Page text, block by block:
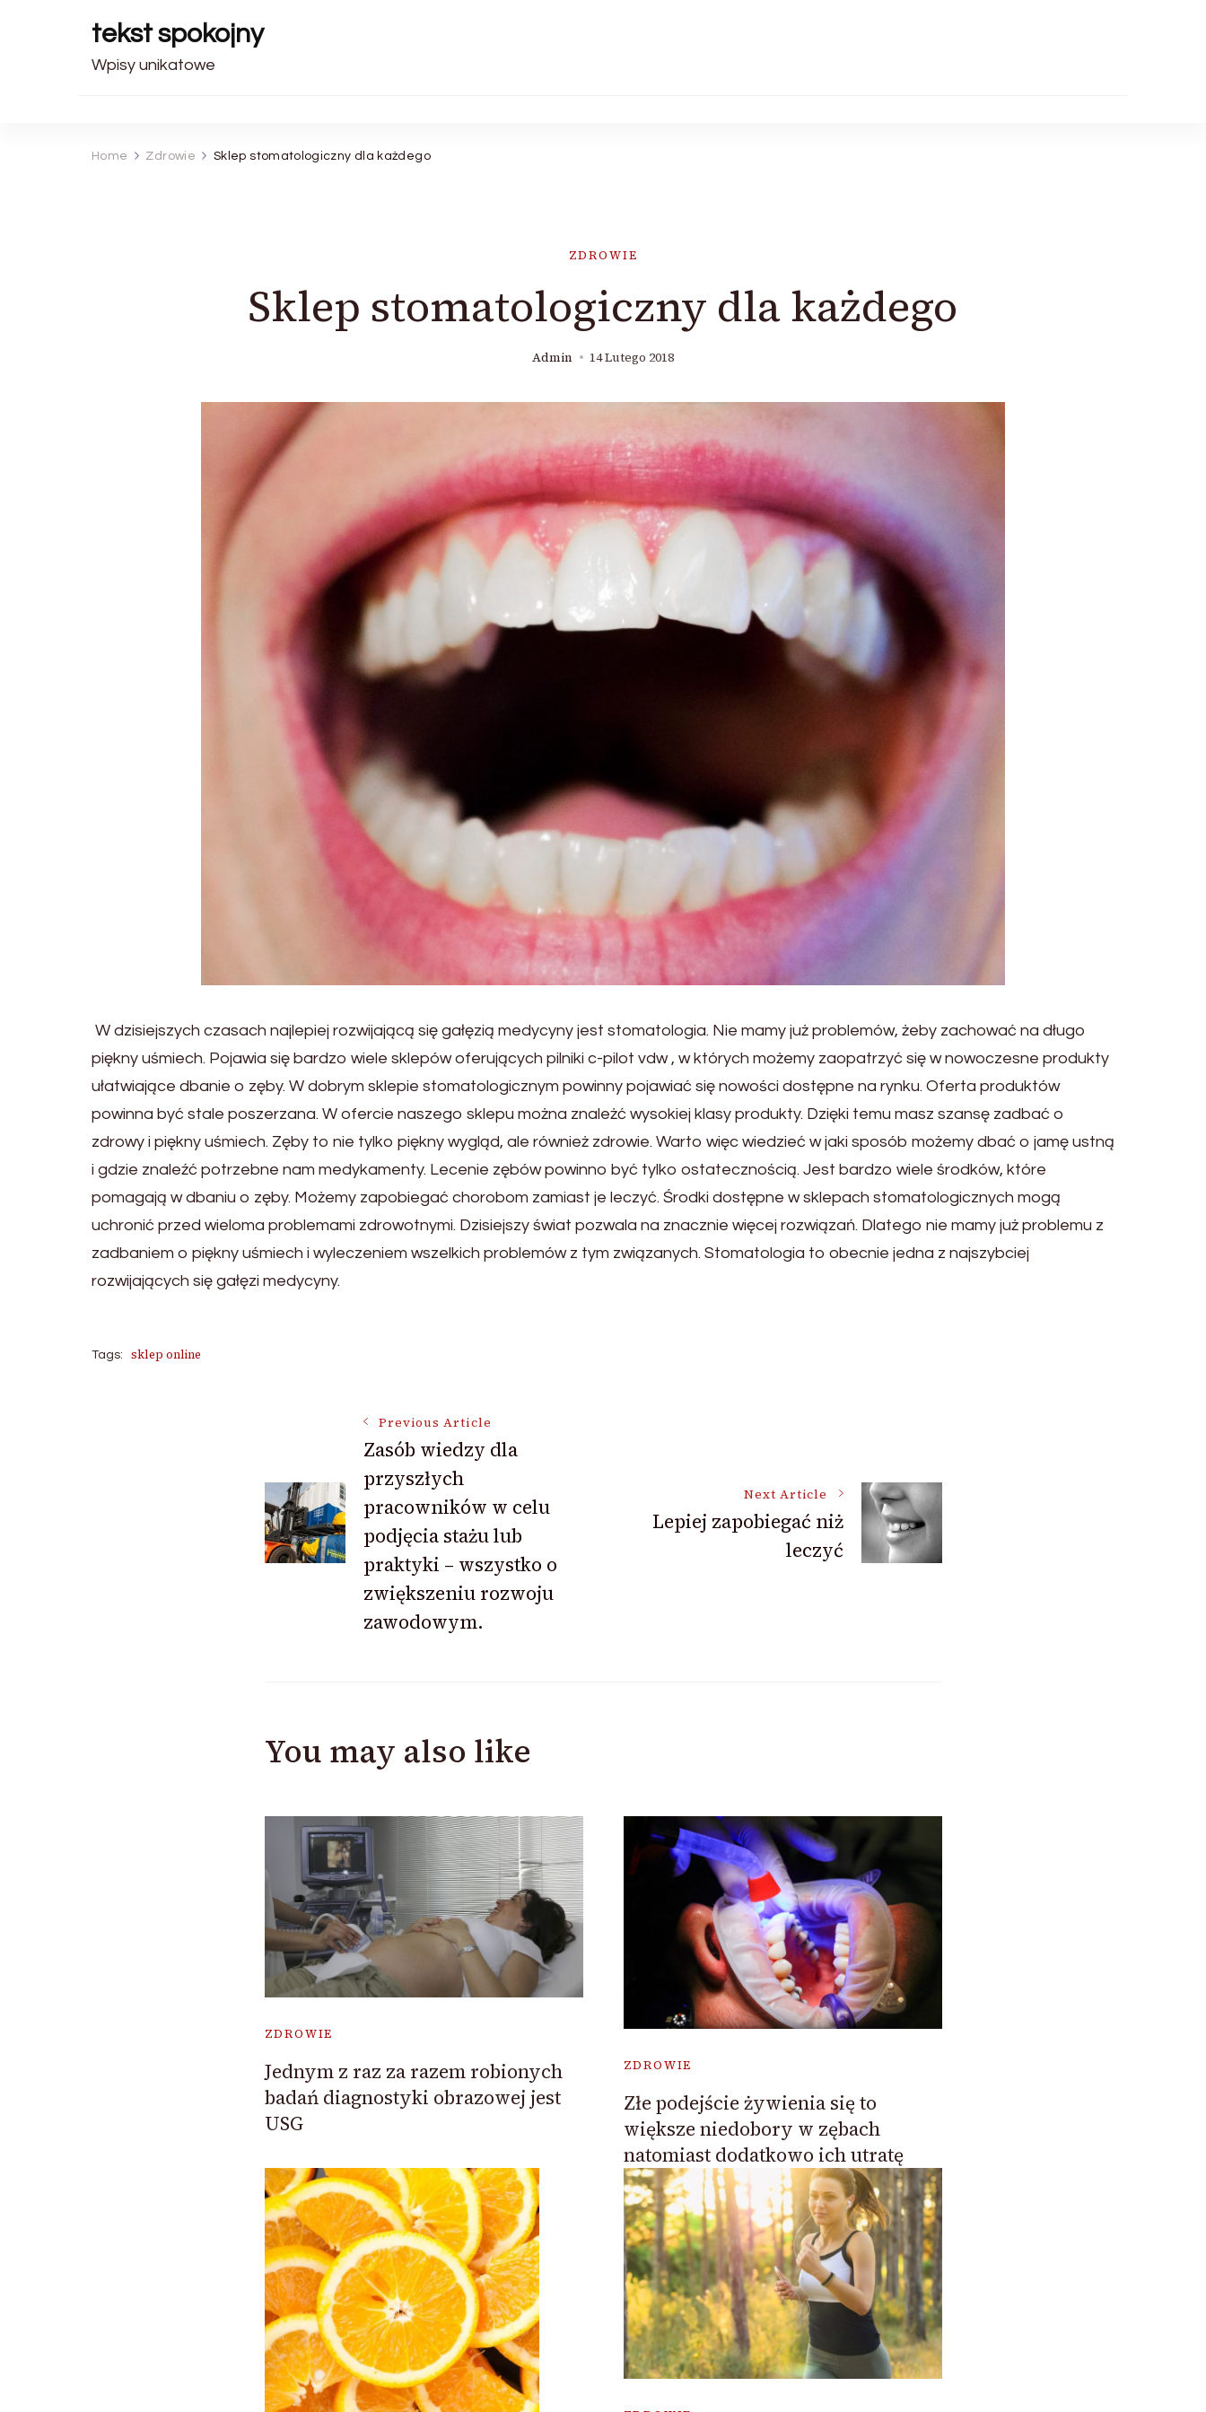
tekst spokojny
Wpisy unikatowe
Home Zdrowie Sklep stomatologiczny dla każdego
ZDROWIE
Sklep stomatologiczny dla każdego
Admin 14 Lutego 2018
W dzisiejszych czasach najlepiej rozwijającą się gałęzią medycyny jest stomatologia. Nie mamy już problemów, żeby zachować na długo
piękny uśmiech. Pojawia się bardzo wiele sklepów oferujących pilniki c-pilot vdw , w których możemy zaopatrzyć się w nowoczesne produkty
ułatwiające dbanie o zęby. W dobrym sklepie stomatologicznym powinny pojawiać się nowości dostępne na rynku. Oferta produktów
powinna być stale poszerzana. W ofercie naszego sklepu można znależć wysokiej klasy produkty. Dzięki temu masz szansę zadbać o
zdrowy i piękny uśmiech. Zęby to nie tylko piękny wygląd, ale również zdrowie. Warto więc wiedzieć w jaki sposób możemy dbać o jamę ustną
i gdzie znaleźć potrzebne nam medykamenty. Lecenie zębów powinno być tylko ostatecznością. Jest bardzo wiele środków, które
pomagają w dbaniu o zęby. Możemy zapobiegać chorobom zamiast je leczyć. Środki dostępne w sklepach stomatologicznych mogą
uchronić przed wieloma problemami zdrowotnymi. Dzisiejszy świat pozwala na znacznie więcej rozwiązań. Dlatego nie mamy już problemu z
zadbaniem o piękny uśmiech i wyleczeniem wszelkich problemów z tym związanych. Stomatologia to obecnie jedna z najszybciej
rozwijających się gałęzi medycyny.
Tags: sklep online
Navigation
Previous Article
Zasób wiedzy dla
przyszłych
pracowników w celu
podjęcia stażu lub
praktyki – wszystko o
zwiększeniu rozwoju
zawodowym.
Next Article
Lepiej zapobiegać niż
leczyć
You may also like
ZDROWIE
Jednym z raz za razem robionych
badań diagnostyki obrazowej jest
USG
ZDROWIE
Złe podejście żywienia się to
większe niedobory w zębach
natomiast dodatkowo ich utratę